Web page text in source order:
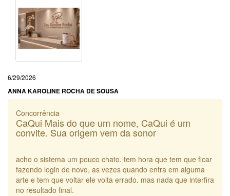
6/29/2026
ANNA KAROLINE ROCHA DE SOUSA
Concorrência
CaQui Mais do que um nome, CaQui é um
convite. Sua origem vem da sonor
acho o sistema um pouco chato. tem hora que tem que ficar
fazendo login de novo, as vezes quando entra em alguma
arte e tem que voltar ele volta errado. mas nada que interfira
no resultado final.